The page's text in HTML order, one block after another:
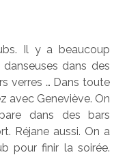
Il y a beaucoup
dans des
verres … Dans toute
avec Geneviève. On
dans des bars
Réjane aussi. On a
pour finir la soirée.